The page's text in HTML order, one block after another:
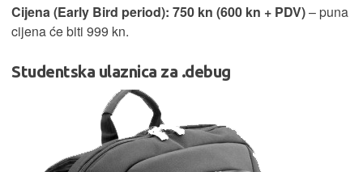
Cijena (Early Bird period): 750 kn (600 kn + PDV)– puna
cijena će biti 999 kn.
Studentska ulaznica za .debug